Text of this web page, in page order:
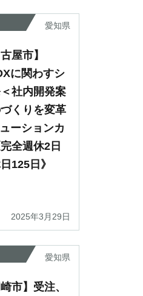
愛知県
屋市】
に関わすシ
社内開発案
くりを変革
ーションカ
全週休2日
125日》
2025年3月29日
愛知県
市】受注、